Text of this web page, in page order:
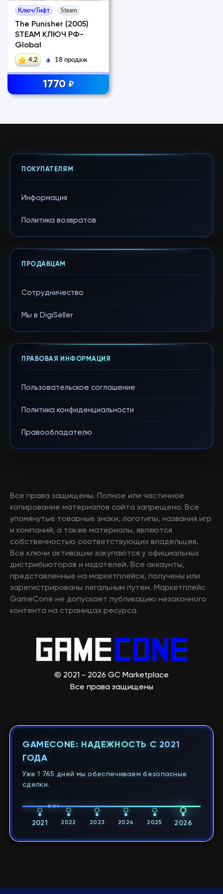
Ключ/Гифт Steam
The Punisher (2005)
STEAM КЛЮЧ РФ-
Global
4.2 18 продаж
1770 ₽
ПОКУПАТЕЛЯМ
Информация
Политика возвратов
ПРОДАВЦАМ
Сотрудничество
Мы в DigiSeller
ПРАВОВАЯ ИНФОРМАЦИЯ
Пользовательское соглашение
Политика конфиденциальности
Правообладателю
Все права защищены. Полное или частичное
копирование материалов сайта запрещено. Все
упомянутые товарные знаки, логотипы, названия игр
и компаний, а также материалы, являются
собственностью соответствующих владельцев.
Все ключи активации закупаются у официальных
дистрибьюторов и издателей. Все аккаунты,
представленные на маркетплейсе, получены или
зарегистрированы легальным путем. Маркетплейс
GameCone не допускает публикацию незаконного
контента на страницах ресурса.
© 2021 - 2026 GC Marketplace
Все права защищены
GAMECONE: НАДЕЖНОСТЬ С 2021
ГОДА
Уже 1 765 дней мы обеспечиваем безопасные
сделки.
2021 2022 2023 2024 2025 2026